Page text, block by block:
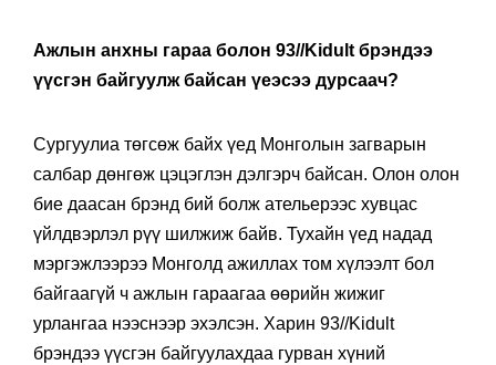
Ажлын анхны гараа болон 93//Kidult брэндээ
үүсгэн байгуулж байсан үеэсээ дурсаач?
Сургуулиа төгсөж байх үед Монголын загварын
салбар дөнгөж цэцэглэн дэлгэрч байсан. Олон олон
бие даасан брэнд бий болж ательерээс хувцас
үйлдвэрлэл рүү шилжиж байв. Тухайн үед надад
мэргэжлээрээ Монголд ажиллах том хүлээлт бол
байгаагүй ч ажлын гараагаа өөрийн жижиг
урлангаа нээснээр эхэлсэн. Харин 93//Kidult
брэндээ үүсгэн байгуулахдаа гурван хүний